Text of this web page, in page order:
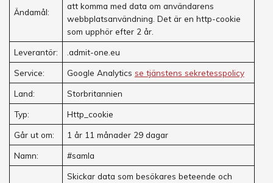
Ändamål:
att komma med data om användarens
webbplatsanvändning. Det är en http-cookie
som upphör efter 2 år.
Leverantör:
.admit-one.eu
Service:
Google Analytics se tjänstens sekretesspolicy
Land:
Storbritannien
Typ:
Http_cookie
Går ut om:
1 år 11 månader 29 dagar
Namn:
#samla
Skickar data som besökares beteende och